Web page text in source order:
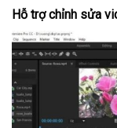
Hỗ trợ chỉnh sửa